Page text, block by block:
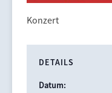
Konzert
DETAILS
Datum: